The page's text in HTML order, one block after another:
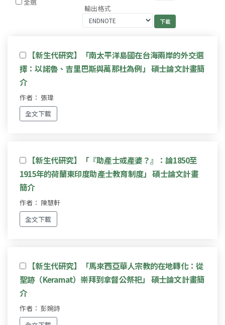
輸出格式
【新生代研究】「南太平洋島國在台海兩岸的外交選
擇：以諾魯、吉里巴斯與萬那杜為例」 碩士論文計畫簡
介
作者： 張瑋
全文下載
【新生代研究】「『助產士或產婆？』：論1850至
1915年的荷蘭東印度助產士教育制度」 碩士論文計畫
簡介
作者： 陳慧軒
全文下載
【新生代研究】「馬來西亞華人宗教的在地轉化：從
聖跡（Keramat）崇拜到拿督公祭祀」 碩士論文計畫簡
介
作者： 彭婉詩